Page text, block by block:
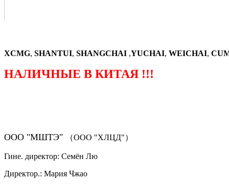
XCMG, SHANTUI, SHANGCHAI ,YUCHAI, WEICHAI,
НАЛИЧНЫЕ В КИТАЯ !!!
ООО "МШТЭ" （ООО "ХЛЦД"）
Гине. директор: Семён Лю
Директор.: Мария Чжао